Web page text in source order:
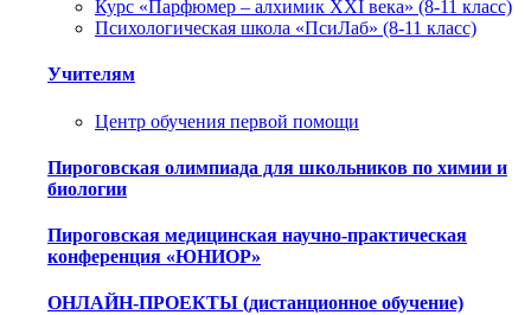
Курс «Парфюмер – алхимик XXI века» (8-11 класс)
Психологическая школа «ПсиЛаб» (8-11 класс)
Учителям
Центр обучения первой помощи
Пироговская олимпиада для школьников по химии и
биологии
Пироговская медицинская научно-практическая
конференция «ЮНИОР»
ОНЛАЙН-ПРОЕКТЫ (дистанционное обучение)